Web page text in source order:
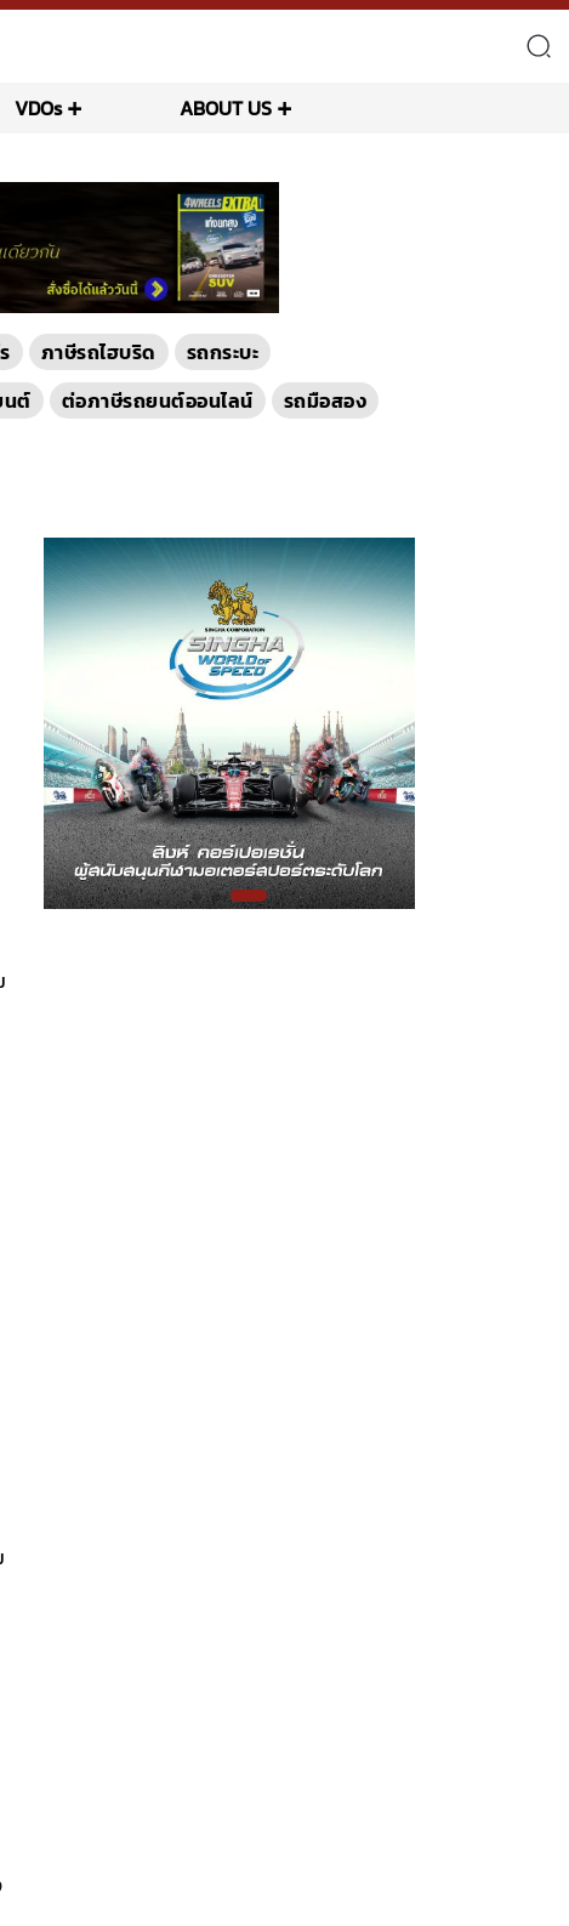
VDOs ABOUT US
ภาษีรถไฮบริด
รถกระบะ
นต์ ต่อภาษีรถยนต์ออนไลน์ รถมือสอง